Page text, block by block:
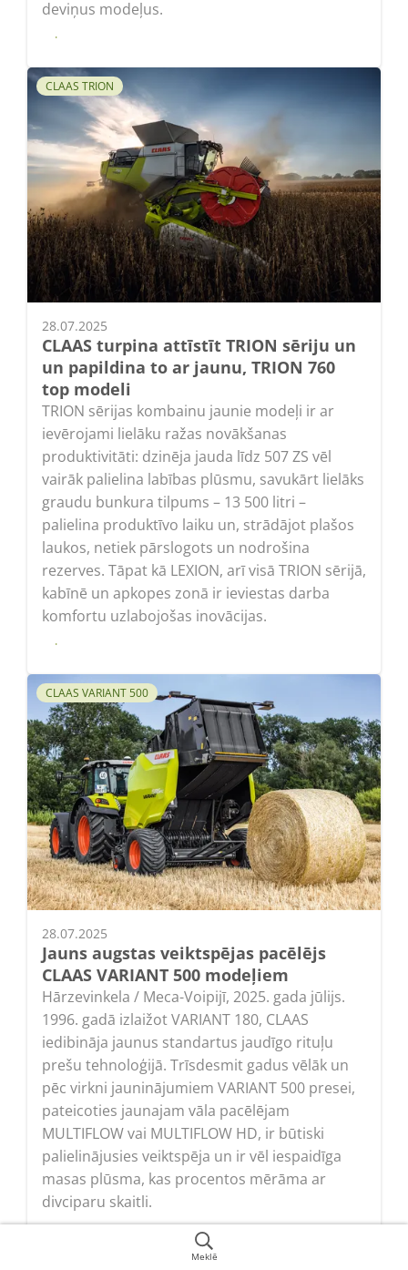
Meklē
deviņus modeļus.
Lasīt
CLAAS TRION
28.07.2025
CLAAS turpina attīstīt TRION sēriju un
un papildina to ar jaunu, TRION 760
top modeli
TRION sērijas kombainu jaunie modeļi ir ar
ievērojami lielāku ražas novākšanas
produktivitāti: dzinēja jauda līdz 507 ZS vēl
vairāk palielina labības plūsmu, savukārt lielāks
graudu bunkura tilpums – 13 500 litri –
palielina produktīvo laiku un, strādājot plašos
laukos, netiek pārslogots un nodrošina
rezerves. Tāpat kā LEXION, arī visā TRION sērijā,
kabīnē un apkopes zonā ir ieviestas darba
komfortu uzlabojošas inovācijas.
Lasīt
CLAAS VARIANT 500
28.07.2025
Jauns augstas veiktspējas pacēlējs
CLAAS VARIANT 500 modeļiem
Hārzevinkela / Meca-Voipijī, 2025. gada jūlijs.
1996. gadā izlaižot VARIANT 180, CLAAS
iedibināja jaunus standartus jaudīgo rituļu
prešu tehnoloģijā. Trīsdesmit gadus vēlāk un
pēc virkni jauninājumiem VARIANT 500 presei,
pateicoties jaunajam vāla pacēlējam
MULTIFLOW vai MULTIFLOW HD, ir būtiski
palielinājusies veiktspēja un ir vēl iespaidīga
masas plūsma, kas procentos mērāma ar
divciparu skaitli.
Lasīt